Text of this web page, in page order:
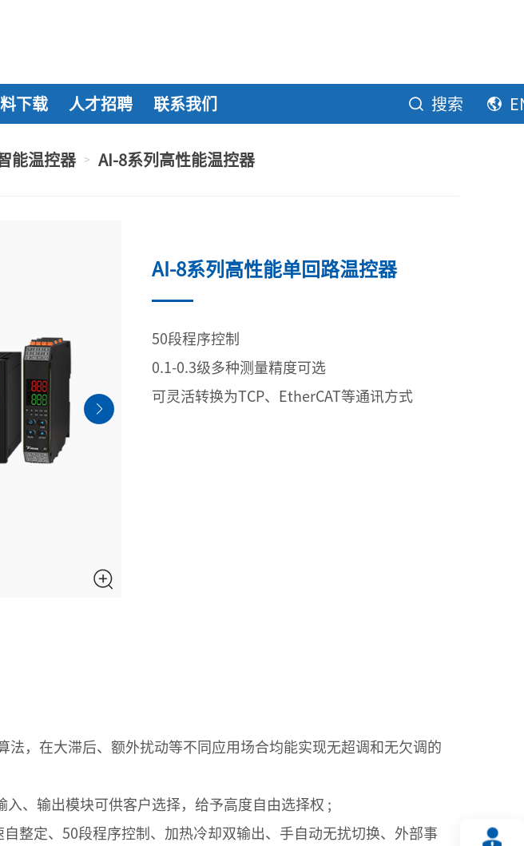
下载 人才招聘 联系我们 搜索
能温控器 > AI-8系列高性能温控器
AI-8系列高性能单回路温控器
50段程序控制
0.1-0.3级多种测量精度可选
可灵活转换为TCP、EtherCAT等通讯方式
法，在大滞后、额外扰动等不同应用场合均能实现无超调和无欠调的
入、输出模块可供客户选择，给予高度自由选择权 ;
整定、50段程序控制、加热冷却双输出、手自动无扰切换、外部事